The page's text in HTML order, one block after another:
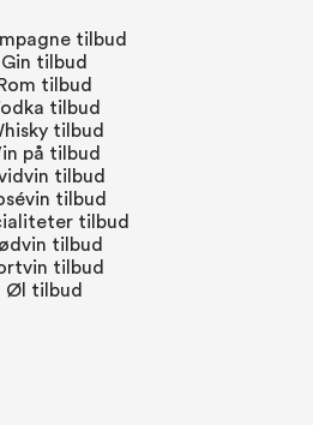
tilbud
Gin tilbud
Rom tilbud
tilbud
tilbud
på tilbud
tilbud
tilbud
tilbud
tilbud
tilbud
Øl tilbud